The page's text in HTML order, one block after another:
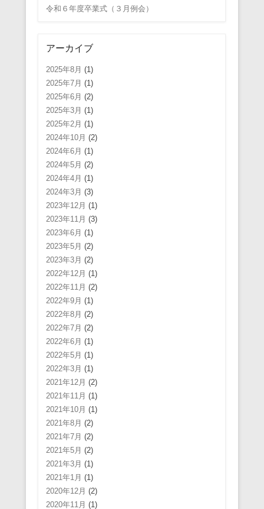
令和６年度卒業式（３月例会）
アーカイブ
2025年8月 (1)
2025年7月 (1)
2025年6月 (2)
2025年3月 (1)
2025年2月 (1)
2024年10月 (2)
2024年6月 (1)
2024年5月 (2)
2024年4月 (1)
2024年3月 (3)
2023年12月 (1)
2023年11月 (3)
2023年6月 (1)
2023年5月 (2)
2023年3月 (2)
2022年12月 (1)
2022年11月 (2)
2022年9月 (1)
2022年8月 (2)
2022年7月 (2)
2022年6月 (1)
2022年5月 (1)
2022年3月 (1)
2021年12月 (2)
2021年11月 (1)
2021年10月 (1)
2021年8月 (2)
2021年7月 (2)
2021年5月 (2)
2021年3月 (1)
2021年1月 (1)
2020年12月 (2)
2020年11月 (1)